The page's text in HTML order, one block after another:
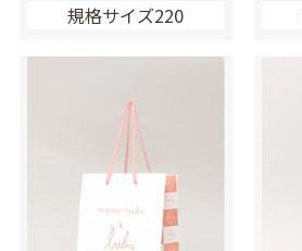
規格サイズ220